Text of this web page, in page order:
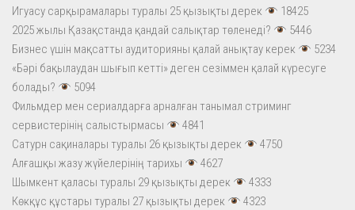
Игуасу сарқырамалары туралы 25 қызықты дерек
18425
2025 жылы Қазақстанда қандай салықтар төленеді?
5446
Бизнес үшін мақсатты аудиторияны қалай анықтау керек
5234
«Бәрі бақылаудан шығып кетті» деген сезіммен қалай күресуге
болады?
5094
Фильмдер мен сериалдарға арналған танымал стриминг
сервистерінің салыстырмасы
4841
Сатурн сақиналары туралы 26 қызықты дерек
4750
Алғашқы жазу жүйелерінің тарихы
4627
Шымкент қаласы туралы 29 қызықты дерек
4333
Көкқұс құстары туралы 27 қызықты дерек
4323